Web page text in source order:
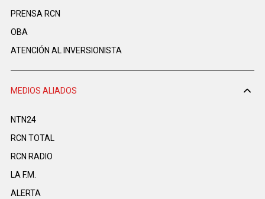
PRENSA RCN
OBA
ATENCIÓN AL INVERSIONISTA
MEDIOS ALIADOS
NTN24
RCN TOTAL
RCN RADIO
LA F.M.
ALERTA